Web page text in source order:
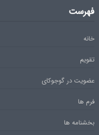
فهرست
خانه
تقویم
عضویت در گوجوکای
فرم ها
بخشنامه ها